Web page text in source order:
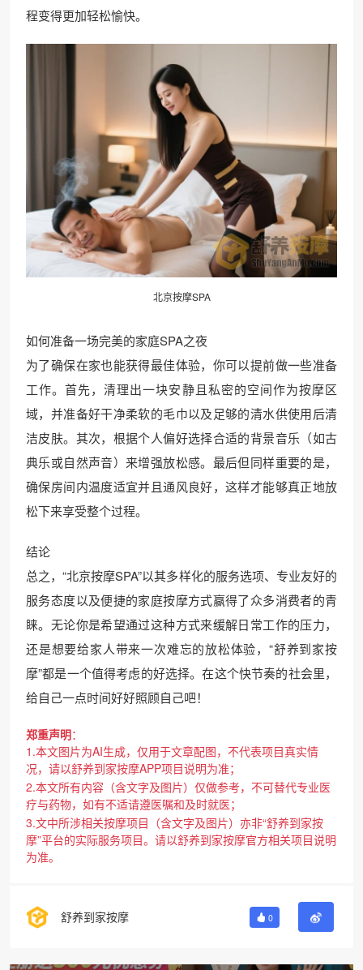
程变得更加轻松愉快。
北京按摩SPA
如何准备一场完美的家庭SPA之夜
为了确保在家也能获得最佳体验，你可以提前做一些准备
工作。首先，清理出一块安静且私密的空间作为按摩区
域，并准备好干净柔软的毛巾以及足够的清水供使用后清
洁皮肤。其次，根据个人偏好选择合适的背景音乐（如古
典乐或自然声音）来增强放松感。最后但同样重要的是，
确保房间内温度适宜并且通风良好，这样才能够真正地放
松下来享受整个过程。
结论
总之，“北京按摩SPA”以其多样化的服务选项、专业友好的
服务态度以及便捷的家庭按摩方式赢得了众多消费者的青
睐。无论你是希望通过这种方式来缓解日常工作的压力，
还是想要给家人带来一次难忘的放松体验，“舒养到家按
摩”都是一个值得考虑的好选择。在这个快节奏的社会里，
给自己一点时间好好照顾自己吧！
郑重声明：
1.本文图片为AI生成，仅用于文章配图，不代表项目真实情
况，请以舒养到家按摩APP项目说明为准；
2.本文所有内容（含文字及图片）仅做参考，不可替代专业医
疗与药物，如有不适请遵医嘱和及时就医；
3.文中所涉相关按摩项目（含文字及图片）亦非“舒养到家按
摩”平台的实际服务项目。请以舒养到家按摩官方相关项目说明
为准。
舒养到家按摩 0